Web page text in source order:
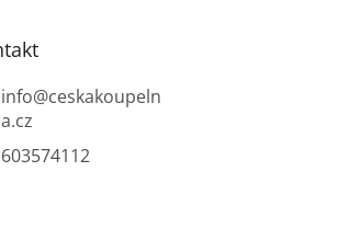
info@ceskakoupeln
a.cz
603574112